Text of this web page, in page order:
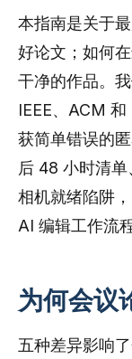
本指南是关于
好论文；如何
干净的作品。
IEEE、ACM
获简单错误的
后 48 小时清
相机就绪陷阱
AI 编辑工作流程
为何会议
五种差异影响